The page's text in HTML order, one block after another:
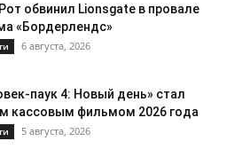
обвинил Lionsgate в провале
«Бордерлендс»
6 августа, 2026
паук 4: Новый день» стал
кассовым фильмом 2026 года
5 августа, 2026